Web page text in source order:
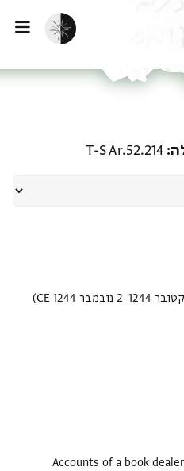
הפעלת מצב כהה
T-S Ar.52.214
Accounts of a book